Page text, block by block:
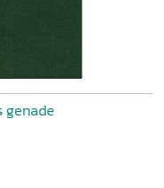
genade